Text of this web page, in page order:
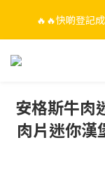
🔥🔥快啲登記
🔥🔥快啲登記
🎁🤩🤩超值優惠：
$988 即可免
🔥🔥快啲登記
安格斯牛肉
肉片迷你